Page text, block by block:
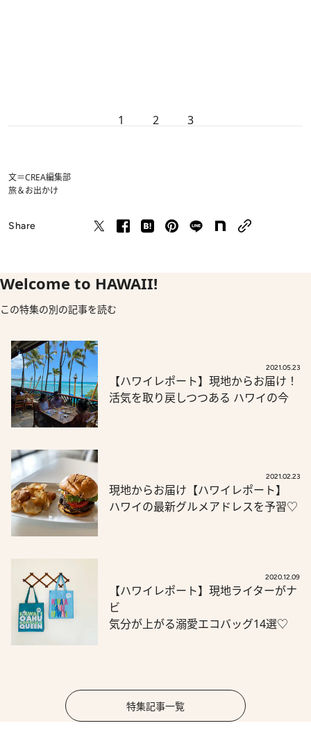
1 2 3
文＝CREA編集部
旅＆お出かけ
Share
Welcome to HAWAII!
この特集の別の記事を読む
2021.05.23
【ハワイレポート】現地からお届け！
活気を取り戻しつつある ハワイの今
2021.02.23
現地からお届け【ハワイレポート】
ハワイの最新グルメアドレスを予習♡
2020.12.09
【ハワイレポート】現地ライターがナ
ビ
気分が上がる溺愛エコバッグ14選♡
特集記事一覧